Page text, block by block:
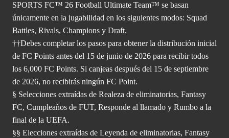
SPORTS FC™ 26 Football Ultimate Team™ se basan
únicamente en la jugabilidad en los siguientes modos: Squad
Battles, Rivals, Champions y Draft.
††Debes completar los pasos para obtener la distribución inicial
de FC Points antes del 15 de junio de 2026 para recibir todos
los 6,000 FC Points. Si canjeas después del 15 de septiembre
de 2026, no recibirás ningún FC Point.
§ Selecciones extraídas de Realeza de eliminatorias, Fantasy
FC, Cumpleaños de FUT, Responde al llamado y Rumbo a la
final de la UEFA.
§§ Elecciones extraídas de Leyenda de eliminatorias, Fantasy